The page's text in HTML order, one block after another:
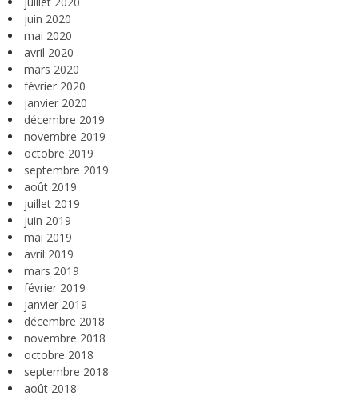
juin 2020
mai 2020
avril 2020
mars 2020
février 2020
janvier 2020
décembre 2019
novembre 2019
octobre 2019
septembre 2019
août 2019
juillet 2019
juin 2019
mai 2019
avril 2019
mars 2019
février 2019
janvier 2019
décembre 2018
novembre 2018
octobre 2018
septembre 2018
août 2018